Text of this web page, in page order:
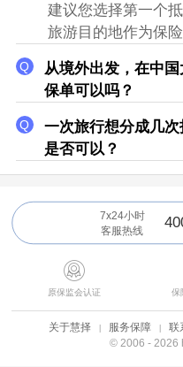
建议您选择第一个
旅游目的地作为保
从境外出发，在中
保单可以吗？
一次旅行想分成几
是否可以？
7x24小时
客服热线

原保监会认证 保
关于慧择 服务保障 联
© 2006 - 2026